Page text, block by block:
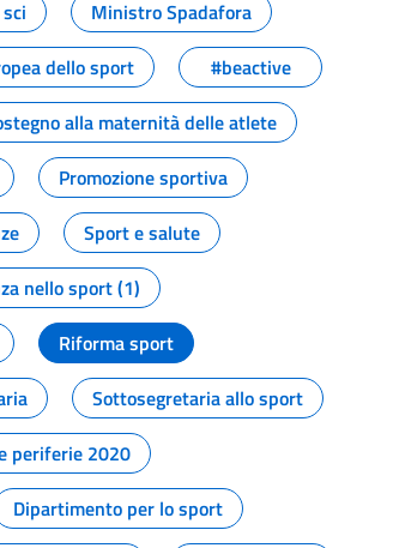
Ministro Spadafora
dello sport
#beactive
alla maternità delle atlete
Promozione sportiva
Sport e salute
nello sport (1)
Riforma sport
Sottosegretaria allo sport
periferie 2020
Dipartimento per lo sport